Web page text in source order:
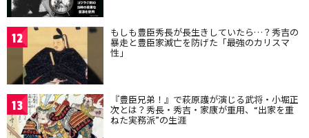
12 もしも豊臣秀長が長生きしていたら…？秀吉の
暴走と豊臣家滅亡を防げた「最強のカリスマ
性」
13 『豊臣兄弟！』で萩原護が演じる武将・小堀正
次とは？秀長・秀吉・家康が重用、“出家を重
ねた実務派”の生涯